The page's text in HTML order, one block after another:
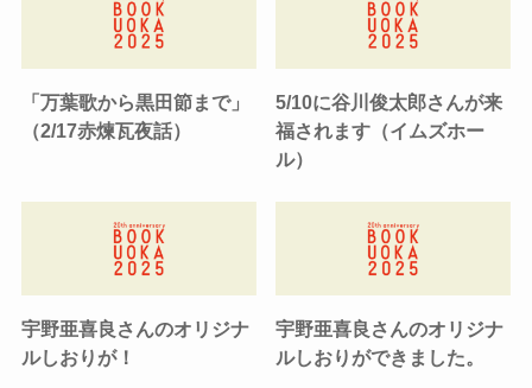
「万葉歌から黒田節まで」
（2/17赤煉瓦夜話）
5/10に谷川俊太郎さんが来
福されます（イムズホー
ル）
宇野亜喜良さんのオリジナ
ルしおりが！
宇野亜喜良さんのオリジナ
ルしおりができました。